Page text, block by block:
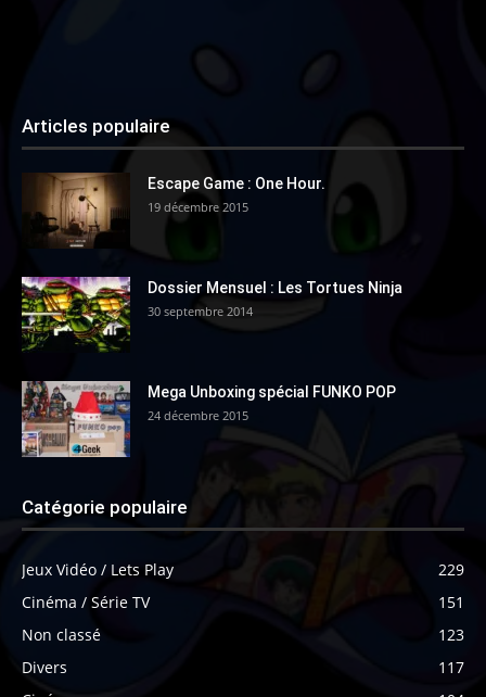
Articles populaire
Escape Game : One Hour.
19 décembre 2015
Dossier Mensuel : Les Tortues Ninja
30 septembre 2014
Mega Unboxing spécial FUNKO POP
24 décembre 2015
Catégorie populaire
Jeux Vidéo / Lets Play
229
Cinéma / Série TV
151
Non classé
123
Divers
117